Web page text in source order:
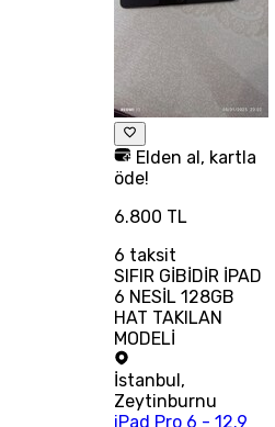
Elden al, kartla
öde!
6.800 TL
6 taksit
SIFIR GİBİDİR İPAD
6 NESİL 128GB
HAT TAKILAN
MODELİ
İstanbul,
Zeytinburnu
iPad Pro 6 - 12.9